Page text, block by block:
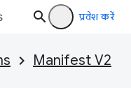
प्रवेश करें
Manifest V2